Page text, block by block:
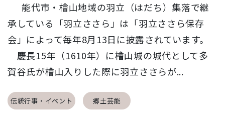
能代市・檜山地域の羽立（はだち）集落で継
承している「羽立ささら」は「羽立ささら保存
会」によって毎年8月13日に披露されています。
慶長15年（1610年）に檜山城の城代として多
賀谷氏が檜山入りした際に羽立ささらが...
伝統行事・イベント 郷土芸能